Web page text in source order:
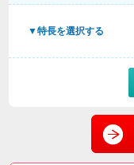
▼特長を選択する